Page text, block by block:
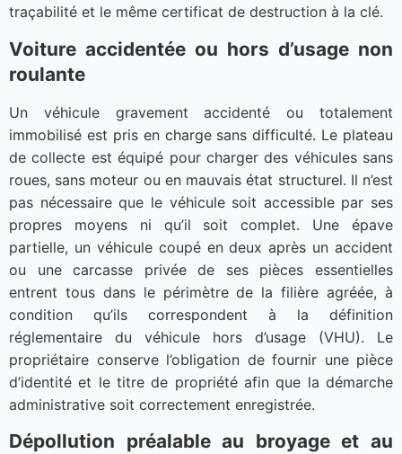
traçabilité et le même certificat de destruction à la clé.
Voiture accidentée ou hors d’usage non
roulante
Un véhicule gravement accidenté ou totalement
immobilisé est pris en charge sans difficulté. Le plateau
de collecte est équipé pour charger des véhicules sans
roues, sans moteur ou en mauvais état structurel. Il n’est
pas nécessaire que le véhicule soit accessible par ses
propres moyens ni qu’il soit complet. Une épave
partielle, un véhicule coupé en deux après un accident
ou une carcasse privée de ses pièces essentielles
entrent tous dans le périmètre de la filière agréée, à
condition qu’ils correspondent à la définition
réglementaire du véhicule hors d’usage (VHU). Le
propriétaire conserve l’obligation de fournir une pièce
d’identité et le titre de propriété afin que la démarche
administrative soit correctement enregistrée.
Dépollution préalable au broyage et au